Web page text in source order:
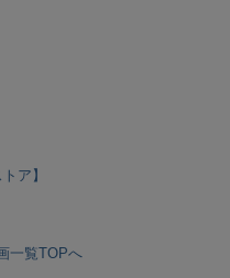
ア】
一覧TOPへ